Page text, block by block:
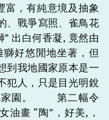
富，有純意境及抽象
、戰爭寫照、雀鳥花
出白何香凝, 竟然由
好悠閒地坐著，但
到我地國家原本是一
犯人，只是目光明銳
家園。 第二幅令
油畫 “陶”，好美,，